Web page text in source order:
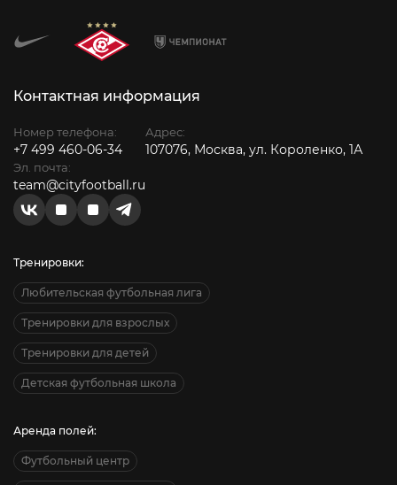
Контактная информация
Номер телефона:
+7 499 460-06-34
Эл. почта:
team@cityfootball.ru
Адрес:
107076, Москва, ул. Короленко, 1А
Тренировки:
Любительская футбольная лига
Тренировки для взрослых
Тренировки для детей
Детская футбольная школа
Аренда полей:
Футбольный центр